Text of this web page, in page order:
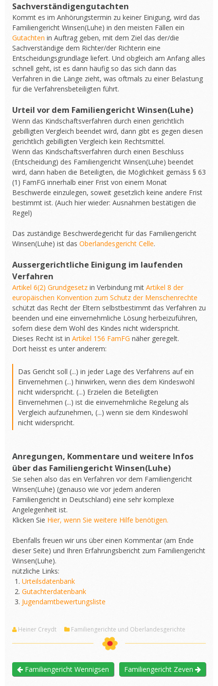
Sachverständigengutachten
Kommt es im Anhörungstermin zu keiner Einigung, wird das
Familiengericht Winsen(Luhe) in den meisten Fällen ein
Gutachten in Auftrag geben, mit dem Ziel das der/die
Sachverständige dem Richter/der Richterin eine
Entscheidungsgrundlage liefert. Und obgleich am Anfang alles
schnell geht, ist es dann häufig so das sich dann das
Verfahren in die Länge zieht, was oftmals zu einer Belastung
für die Verfahrensbeteiligten führt.
Urteil vor dem Familiengericht Winsen(Luhe)
Wenn das Kindschaftsverfahren durch einen gerichtlich
gebilligten Vergleich beendet wird, dann gibt es gegen diesen
gerichtlich gebilligten Vergleich kein Rechtsmittel.
Wenn das Kindschaftsverfahren durch einen Beschluss
(Entscheidung) des Familiengericht Winsen(Luhe) beendet
wird, dann haben die Beteiligten, die Möglichkeit gemäss § 63
(1) FamFG innerhalb einer Frist von einem Monat
Beschwerde einzulegen, soweit gesetzlich keine andere Frist
bestimmt ist. (Auch hier wieder: Ausnahmen bestätigen die
Regel)
Das zuständige Beschwerdegericht für das Familiengericht
Winsen(Luhe) ist das Oberlandesgericht Celle.
Aussergerichtliche Einigung im laufenden
Verfahren
Artikel 6(2) Grundgesetz in Verbindung mit Artikel 8 der
europäischen Konvention zum Schutz der Menschenrechte
schützt das Recht der Eltern selbstbestimmt das Verfahren zu
beenden und eine einvernehmliche Lösung herbeizuführen,
sofern diese dem Wohl des Kindes nicht widerspricht.
Dieses Recht ist in Artikel 156 FamFG näher geregelt.
Dort heisst es unter anderem:
Das Gericht soll (...) in jeder Lage des Verfahrens auf ein
Einvernehmen (...) hinwirken, wenn dies dem Kindeswohl
nicht widerspricht. (...) Erzielen die Beteiligten
Einvernehmen (...) ist die einvernehmliche Regelung als
Vergleich aufzunehmen, (...) wenn sie dem Kindeswohl
nicht widerspricht.
Anregungen, Kommentare und weitere Infos
über das Familiengericht Winsen(Luhe)
Sie sehen also das ein Verfahren vor dem Familiengericht
Winsen(Luhe) (genauso wie vor jedem anderen
Familiengericht in Deutschland) eine sehr komplexe
Angelegenheit ist.
Klicken Sie Hier, wenn Sie weitere Hilfe benötigen.
Ebenfalls freuen wir uns über einen Kommentar (am Ende
dieser Seite) und Ihren Erfahrungsbericht zum Familiengericht
Winsen(Luhe).
nützliche Links:
Urteilsdatenbank
Gutachterdatenbank
Jugendamtbewertungsliste
Heiner Creydt Familiengerichte und Oberlandesgerichte
Familiengericht Wennigsen Familiengericht Zeven